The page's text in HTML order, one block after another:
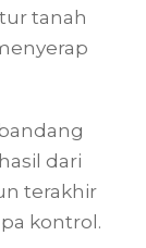
tanah
dari
terakhir
kontrol.